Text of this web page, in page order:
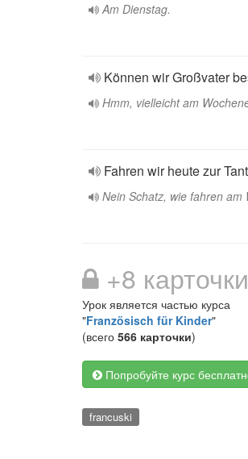
Am Dienstag.
Können wir Großvater
Hmm, vielleicht am
Fahren wir heute zur
Nein Schatz, wie fahren am
+8 карточки
Урок является частью курса
"Französisch für Kinder"
(всего 566 карточки)
Попробуйте курс
francuski